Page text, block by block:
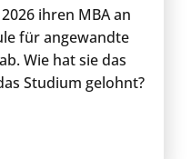
ihren MBA an
für angewandte
Wie hat sie das
Studium gelohnt?